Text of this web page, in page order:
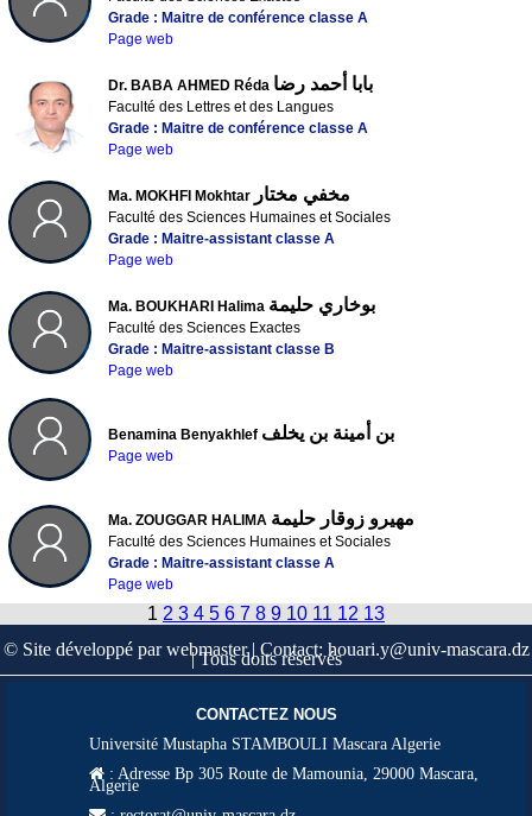
Grade : Maitre de conférence classe A
Page web
Dr. BABA AHMED Réda بابا أحمد رضا
Faculté des Lettres et des Langues
Grade : Maitre de conférence classe A
Page web
Ma. MOKHFI Mokhtar مخفي مختار
Faculté des Sciences Humaines et Sociales
Grade : Maitre-assistant classe A
Page web
Ma. BOUKHARI Halima بوخاري حليمة
Faculté des Sciences Exactes
Grade : Maitre-assistant classe B
Page web
Benamina Benyakhlef بن أمينة بن يخلف
Page web
Ma. ZOUGGAR HALIMA مهيرو زوقار حليمة
Faculté des Sciences Humaines et Sociales
Grade : Maitre-assistant classe A
Page web
1 2 3 4 5 6 7 8 9 10 11 12 13
© Site développé par webmaster | Contact: houari.y@univ-mascara.dz
| Tous doits réservés
CONTACTEZ NOUS
Université Mustapha STAMBOULI Mascara Algerie
: Adresse Bp 305 Route de Mamounia, 29000 Mascara,
Algerie